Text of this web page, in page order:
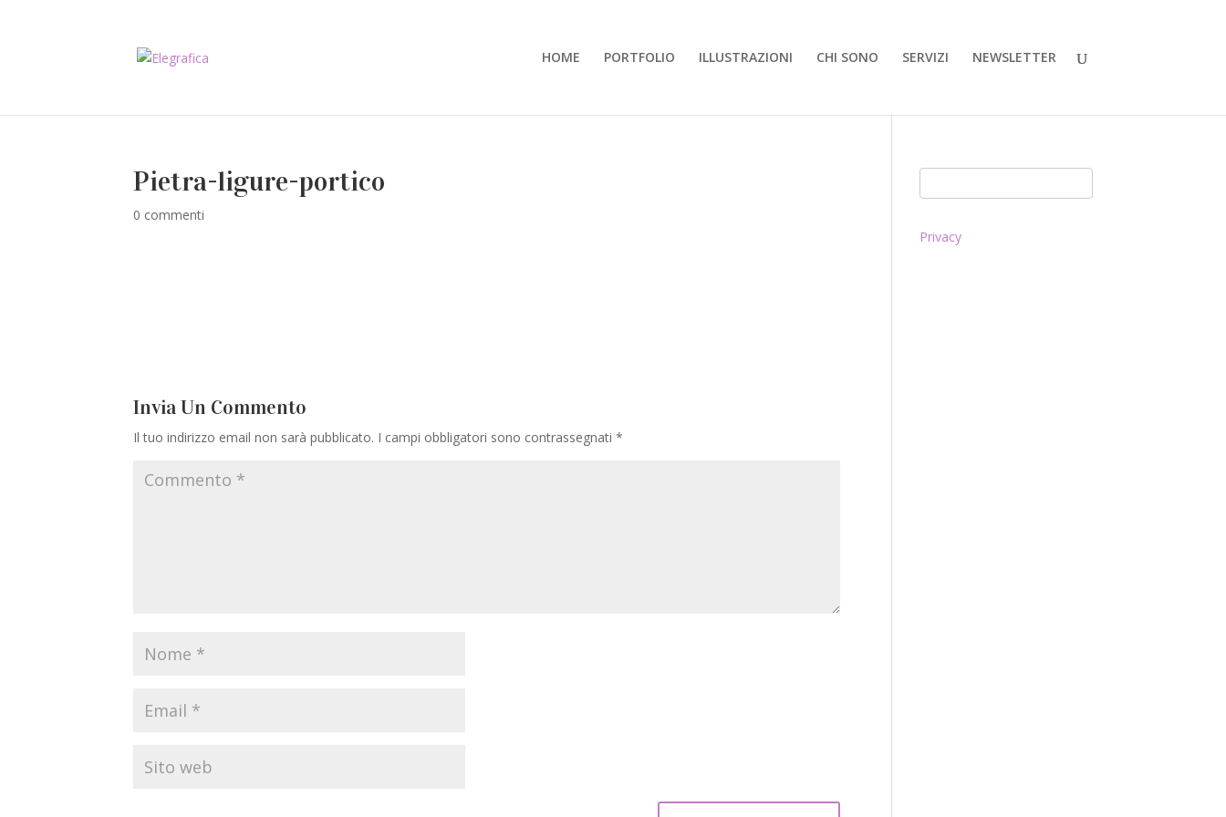
HOME PORTFOLIO ILLUSTRAZIONI CHI SONO SERVIZI NEWSLETTER
Pietra-ligure-portico
0 commenti
Invia Un Commento
Il tuo indirizzo email non sarà pubblicato. I campi obbligatori sono contrassegnati *
Privacy